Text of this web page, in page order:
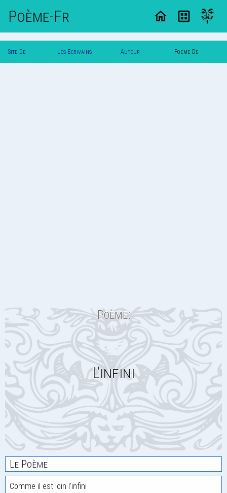
Poème-Fr
Site De Les Ecrivains Auteur Poeme De
Poème:
L’infini
Le Poème
Comme il est loin l’infini